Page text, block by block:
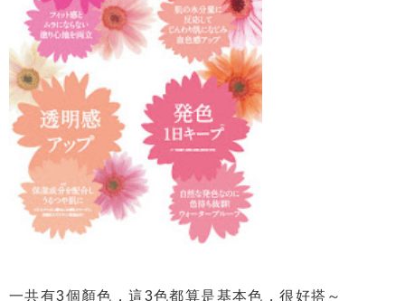
一共有3個顏色，這3色都算是基本色，很好搭～